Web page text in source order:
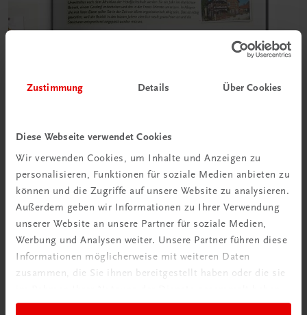
Zustimmung Details Über Cookies
Diese Webseite verwendet Cookies
Wir verwenden Cookies, um Inhalte und Anzeigen zu
personalisieren, Funktionen für soziale Medien anbieten zu
können und die Zugriffe auf unsere Website zu analysieren.
Außerdem geben wir Informationen zu Ihrer Verwendung
unserer Website an unsere Partner für soziale Medien,
Werbung und Analysen weiter. Unsere Partner führen diese
Informationen möglicherweise mit weiteren Daten
zusammen, die Sie ihnen bereitgestellt haben oder die sie
Interaktive
Übungen